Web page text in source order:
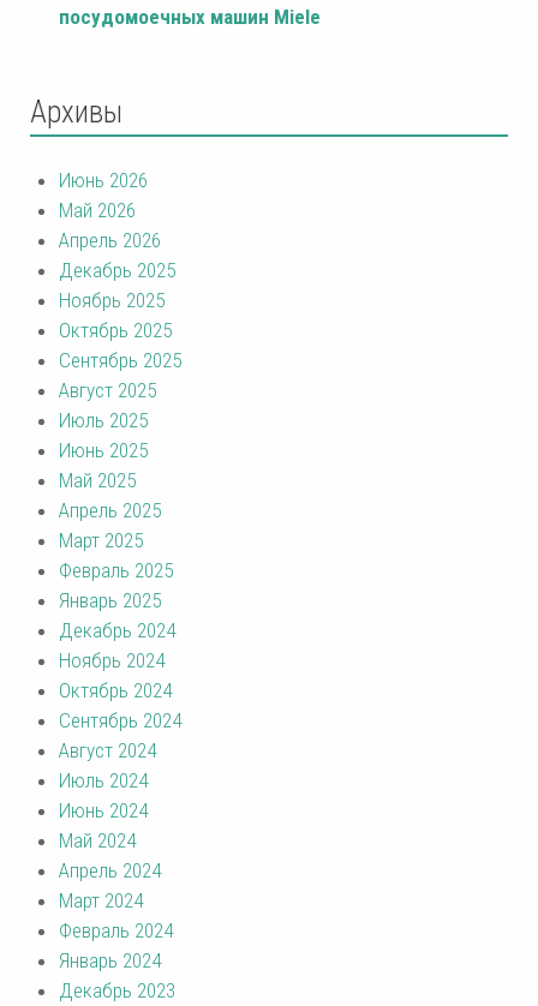
посудомоечных машин Miele
Архивы
Июнь 2026
Май 2026
Апрель 2026
Декабрь 2025
Ноябрь 2025
Октябрь 2025
Сентябрь 2025
Август 2025
Июль 2025
Июнь 2025
Май 2025
Апрель 2025
Март 2025
Февраль 2025
Январь 2025
Декабрь 2024
Ноябрь 2024
Октябрь 2024
Сентябрь 2024
Август 2024
Июль 2024
Июнь 2024
Май 2024
Апрель 2024
Март 2024
Февраль 2024
Январь 2024
Декабрь 2023